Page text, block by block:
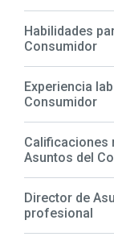
Habilidades
Consumidor
Experiencia
Consumidor
Calificaciones
Asuntos del
Director de
profesional